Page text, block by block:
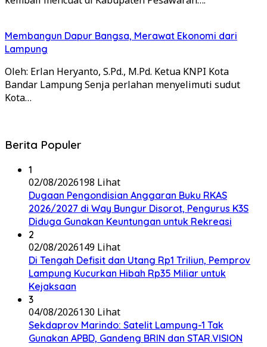
Membangun Dapur Bangsa, Merawat Ekonomi dari
Lampung
Oleh: Erlan Heryanto, S.Pd., M.Pd. Ketua KNPI Kota
Bandar Lampung Senja perlahan menyelimuti sudut
Kota…
Berita Populer
1
02/08/2026198 Lihat
Dugaan Pengondisian Anggaran Buku RKAS
2026/2027 di Way Bungur Disorot, Pengurus K3S
Diduga Gunakan Keuntungan untuk Rekreasi
2
02/08/2026149 Lihat
Di Tengah Defisit dan Utang Rp1 Triliun, Pemprov
Lampung Kucurkan Hibah Rp35 Miliar untuk
Kejaksaan
3
04/08/2026130 Lihat
Sekdaprov Marindo: Satelit Lampung-1 Tak
Gunakan APBD, Gandeng BRIN dan STAR.VISION